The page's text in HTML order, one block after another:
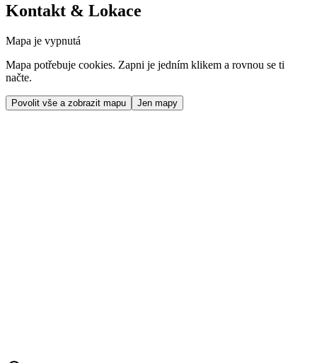
Kontakt & Lokace
Mapa je vypnutá
Mapa potřebuje cookies. Zapni je jedním klikem a rovnou se ti
načte.
Povolit vše a zobrazit mapu Jen mapy